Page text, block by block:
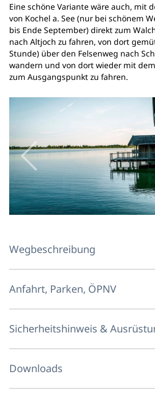
Eine schöne Variante wäre auch, mit
von Kochel a. See (nur bei schönem
bis Ende September) direkt zum
nach Altjoch zu fahren, von dort
Stunde) über den Felsenweg nach
wandern und von dort wieder mit
zum Ausgangspunkt zu fahren.
Wegbeschreibung
Anfahrt, Parken, ÖPNV
Sicherheitshinweis &
Downloads